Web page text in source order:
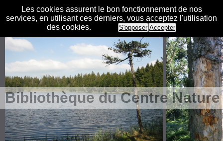
Les cookies assurent le bon fonctionnement de nos
services, en utilisant ces derniers, vous acceptez l'utilisation
des cookies.
S'opposer Accepter
Bibliothèque du Centre